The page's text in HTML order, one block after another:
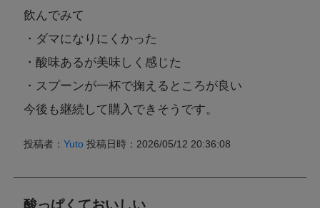
飲んでみて
・ダマになりにくかった
・酸味あるが美味しく感じた
・スプーンが一杯で掬えるところが良い
今後も継続して購入できそうです。
投稿者：Yuto 投稿日時：2026/05/12 20:36:08
酸っぱくておいしい